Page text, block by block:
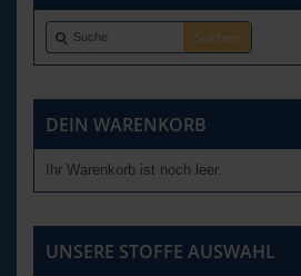
DEIN WARENKORB
Ihr Warenkorb ist noch leer.
UNSERE STOFFE AUSWAHL